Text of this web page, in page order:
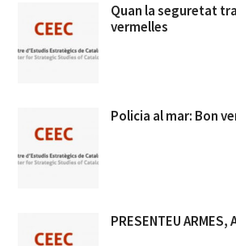
Quan la seguretat
vermelles
Policia al mar: Bon
PRESENTEU ARMES,